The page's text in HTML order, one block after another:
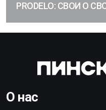
PRODELO: СВОИ О
О нас